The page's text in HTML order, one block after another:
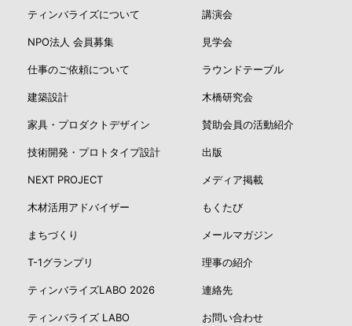
ティンバライズについて
NPO法人 会員募集
仕事のご依頼について
建築設計
家具・プロダクトデザイン
技術開発・プロトタイプ設計
NEXT PROJECT
木材活用アドバイザー
まちづくり
T-1グランプリ
ティンバライズLABO 2026
ティンバライズ LABO
講演会
見学会
ラウンドテーブル
木橋研究会
賛助会員の活動紹介
出版
メディア掲載
もくたび
メールマガジン
理事の紹介
連絡先
お問い合わせ